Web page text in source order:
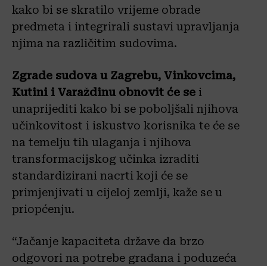
kako bi se skratilo vrijeme obrade
predmeta i integrirali sustavi upravljanja
njima na različitim sudovima.
Zgrade sudova u Zagrebu, Vinkovcima,
Kutini i Varaždinu obnovit će se i
unaprijediti kako bi se poboljšali njihova
učinkovitost i iskustvo korisnika te će se
na temelju tih ulaganja i njihova
transformacijskog učinka izraditi
standardizirani nacrti koji će se
primjenjivati u cijeloj zemlji, kaže se u
priopćenju.
“Jačanje kapaciteta države da brzo
odgovori na potrebe građana i poduzeća